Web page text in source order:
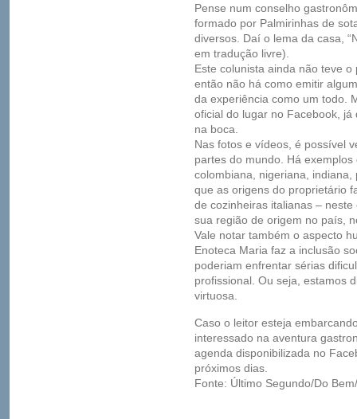
Pense num conselho
formado por Palmirinhas de
diversos. Daí o lema da casa,
em tradução livre).
Este colunista ainda não teve
então não há como emitir
da experiência como um todo.
oficial do lugar no Facebook,
na boca.
Nas fotos e vídeos, é possível
partes do mundo. Há
colombiana, nigeriana,
que as origens do proprietário
de cozinheiras italianas –
sua região de origem no país,
Vale notar também o aspecto
Enoteca Maria faz a inclusão
poderiam enfrentar sérias
profissional. Ou seja, estamos
virtuosa.
Caso o leitor esteja
interessado na aventura
agenda disponibilizada no
próximos dias.
Fonte: Último Segundo/Do